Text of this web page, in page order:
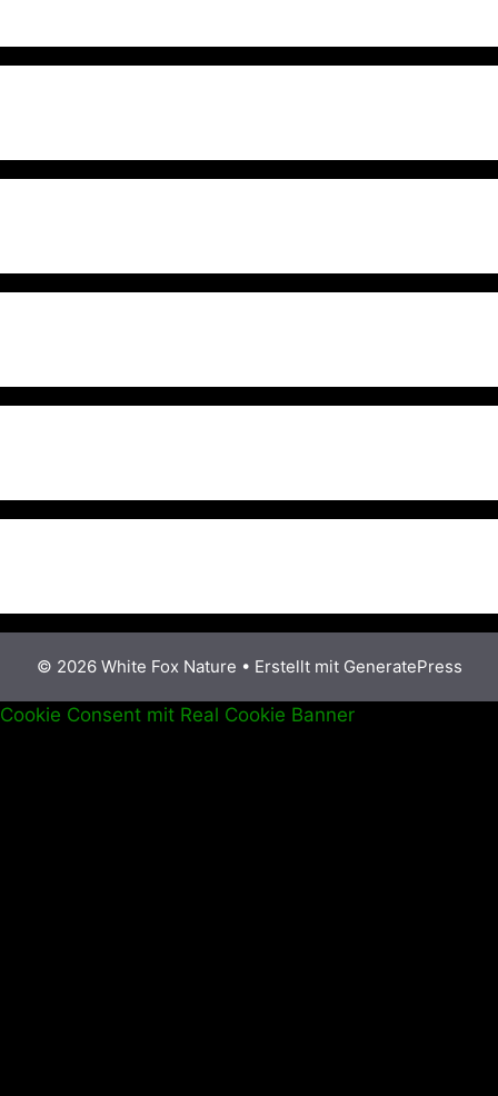
© 2026 White Fox Nature • Erstellt mit GeneratePress
Cookie Consent mit Real Cookie Banner